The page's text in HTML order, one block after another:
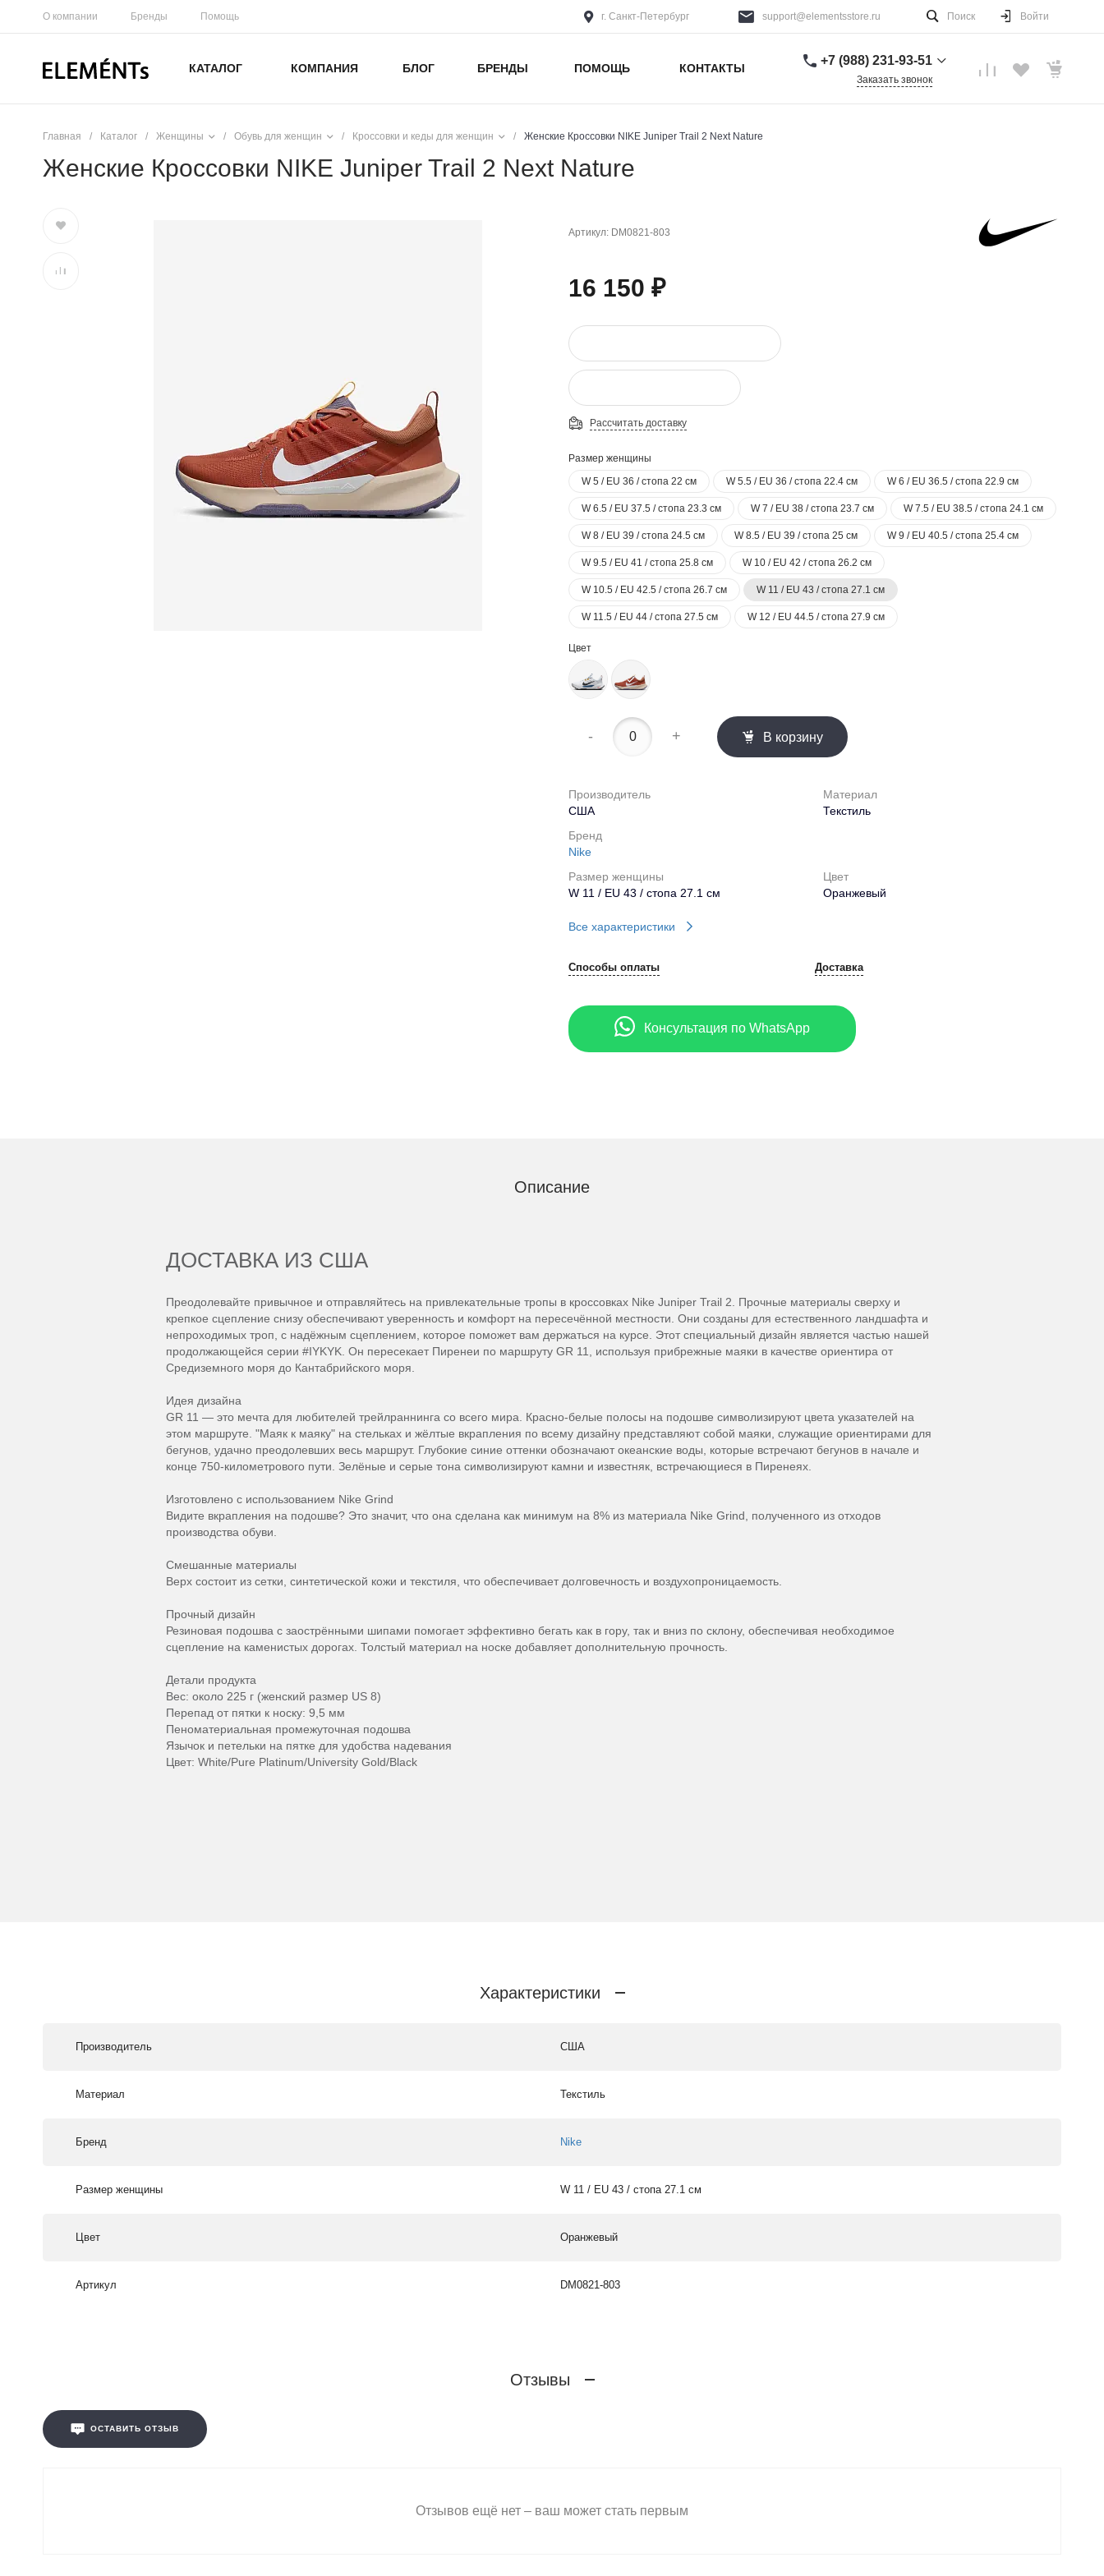
О компании Бренды Помощь г. Санкт-Петербург support@elementsstore.ru Поиск Войти
КАТАЛОГ КОМПАНИЯ БЛОГ БРЕНДЫ ПОМОЩЬ КОНТАКТЫ
+7 (988) 231-93-51
Заказать звонок
Главная / Каталог / Женщины / Обувь для женщин / Кроссовки и кеды для женщин / Женские Кроссовки NIKE Juniper Trail 2 Next Nature
Женские Кроссовки NIKE Juniper Trail 2 Next Nature
Артикул: DM0821-803
16 150 ₽
Рассчитать доставку
Размер женщины
W 5 / EU 36 / стопа 22 см
W 5.5 / EU 36 / стопа 22.4 см W 6 / EU 36.5 / стопа 22.9 см
W 6.5 / EU 37.5 / стопа 23.3 см W 7 / EU 38 / стопа 23.7 см W 7.5 / EU 38.5 / стопа 24.1 см
W 8 / EU 39 / стопа 24.5 см W 8.5 / EU 39 / стопа 25 см W 9 / EU 40.5 / стопа 25.4 см
W 9.5 / EU 41 / стопа 25.8 см W 10 / EU 42 / стопа 26.2 см
W 10.5 / EU 42.5 / стопа 26.7 см W 11 / EU 43 / стопа 27.1 см
W 11.5 / EU 44 / стопа 27.5 см W 12 / EU 44.5 / стопа 27.9 см
Цвет
- + В корзину
Производитель
США
Материал
Текстиль
Бренд
Nike
Размер женщины
W 11 / EU 43 / стопа 27.1 см
Цвет
Оранжевый
Все характеристики
Способы оплаты Доставка
Консультация по WhatsApp
Описание
ДОСТАВКА ИЗ США
Преодолевайте привычное и отправляйтесь на привлекательные тропы в кроссовках Nike Juniper Trail 2. Прочные материалы сверху и
крепкое сцепление снизу обеспечивают уверенность и комфорт на пересечённой местности. Они созданы для естественного ландшафта и
непроходимых троп, с надёжным сцеплением, которое поможет вам держаться на курсе. Этот специальный дизайн является частью нашей
продолжающейся серии #IYKYK. Он пересекает Пиренеи по маршруту GR 11, используя прибрежные маяки в качестве ориентира от
Средиземного моря до Кантабрийского моря.
Идея дизайна
GR 11 — это мечта для любителей трейлраннинга со всего мира. Красно-белые полосы на подошве символизируют цвета указателей на
этом маршруте. "Маяк к маяку" на стельках и жёлтые вкрапления по всему дизайну представляют собой маяки, служащие ориентирами для
бегунов, удачно преодолевших весь маршрут. Глубокие синие оттенки обозначают океанские воды, которые встречают бегунов в начале и
конце 750-километрового пути. Зелёные и серые тона символизируют камни и известняк, встречающиеся в Пиренеях.
Изготовлено с использованием Nike Grind
Видите вкрапления на подошве? Это значит, что она сделана как минимум на 8% из материала Nike Grind, полученного из отходов
производства обуви.
Смешанные материалы
Верх состоит из сетки, синтетической кожи и текстиля, что обеспечивает долговечность и воздухопроницаемость.
Прочный дизайн
Резиновая подошва с заострёнными шипами помогает эффективно бегать как в гору, так и вниз по склону, обеспечивая необходимое
сцепление на каменистых дорогах. Толстый материал на носке добавляет дополнительную прочность.
Детали продукта
Вес: около 225 г (женский размер US 8)
Перепад от пятки к носку: 9,5 мм
Пеноматериальная промежуточная подошва
Язычок и петельки на пятке для удобства надевания
Цвет: White/Pure Platinum/University Gold/Black
Характеристики
Производитель США
Материал Текстиль
Бренд Nike
Размер женщины W 11 / EU 43 / стопа 27.1 см
Цвет Оранжевый
Артикул DM0821-803
Отзывы
ОСТАВИТЬ ОТЗЫВ
Отзывов ещё нет – ваш может стать первым